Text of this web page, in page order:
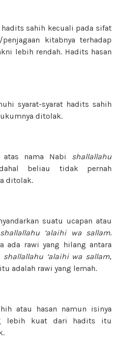
sahih kecuali pada sifat
kitabnya terhadap
lebih rendah. Hadits hasan
syarat-syarat hadits sahih
ditolak.
atas nama Nabi shallallahu
beliau tidak pernah
ditolak.
suatu ucapan atau
shallallahu ‘alaihi wa sallam.
ada rawi yang hilang antara
shallallahu ‘alaihi wa sallam,
adalah rawi yang lemah.
atau hasan namun isinya
lebih kuat dari hadits itu